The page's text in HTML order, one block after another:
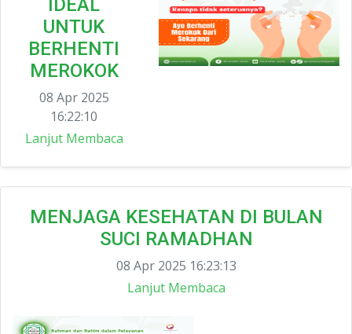
IDEAL
UNTUK
BERHENTI
MEROKOK
08 Apr 2025
16:22:10
Lanjut Membaca
MENJAGA KESEHATAN DI BULAN
SUCI RAMADHAN
08 Apr 2025 16:23:13
Lanjut Membaca